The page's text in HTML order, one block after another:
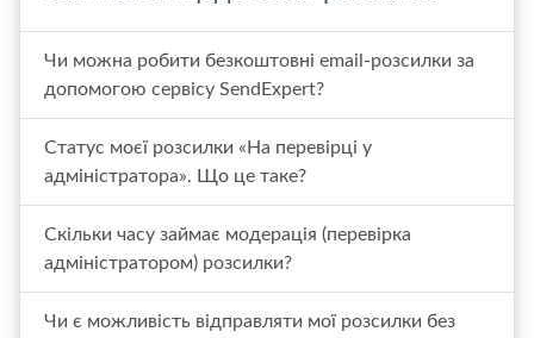
Чи можна робити безкоштовні email-розсилки за
допомогою сервісу SendExpert?
Статус моєї розсилки «На перевірці у
адміністратора». Що це таке?
Скільки часу займає модерація (перевірка
адміністратором) розсилки?
Чи є можливість відправляти мої розсилки без